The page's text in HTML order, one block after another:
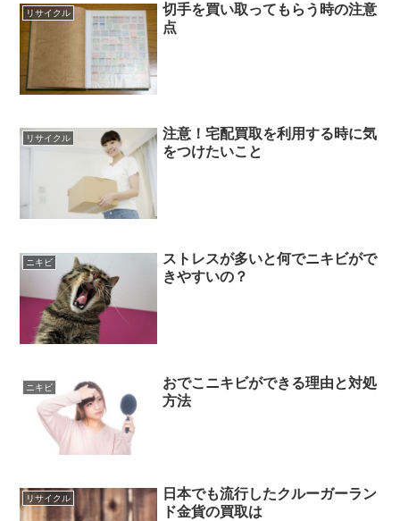
リサイクル
切手を買い取ってもらう時の注意
点
リサイクル
注意！宅配買取を利用する時に気
をつけたいこと
ニキビ
ストレスが多いと何でニキビがで
きやすいの？
ニキビ
おでこニキビができる理由と対処
方法
リサイクル
日本でも流行したクルーガーラン
ド金貨の買取は